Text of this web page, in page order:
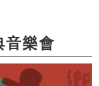
樂會